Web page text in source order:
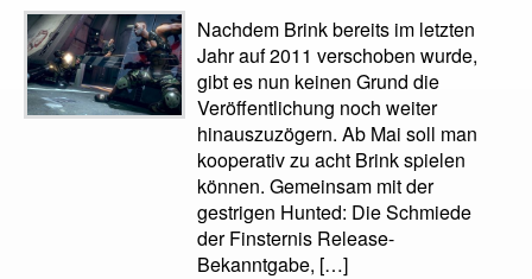
Nachdem Brink bereits im letzten
Jahr auf 2011 verschoben wurde,
gibt es nun keinen Grund die
Veröffentlichung noch weiter
hinauszuzögern. Ab Mai soll man
kooperativ zu acht Brink spielen
können. Gemeinsam mit der
gestrigen Hunted: Die Schmiede
der Finsternis Release-
Bekanntgabe, […]